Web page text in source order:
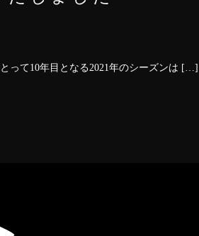
って10年目となる2021年のシーズンは […]